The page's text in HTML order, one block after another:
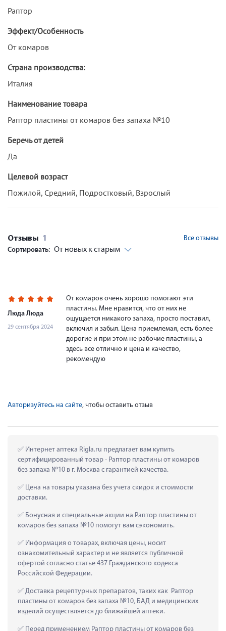
Раптор
Эффект/Особенность
От комаров
Страна производства:
Италия
Наименование товара
Раптор пластины от комаров без запаха №10
Беречь от детей
Да
Целевой возраст
Пожилой, Средний, Подростковый, Взрослый
Отзывы 1
Все отзывы
Сортировать: От новых к старым
Люда Люда
29 сентября 2024
От комаров очень хорошо помогают эти
пластины. Мне нравится, что от них не
ощущается никакого запаха, просто поставил,
включил и забыл. Цена приемлемая, есть более
дорогие и при этом не рабочие пластины, а
здесь все отлично и цена и качество,
рекомендую
Авторизуйтесь на сайте, чтобы оставить отзыв
Интернет аптека Rigla.ru предлагает вам купить
сертифицированный товар - Раптор пластины от комаров
без запаха №10 в г. Москва с гарантией качества.
Цена на товары указана без учета скидок и стоимости
доставки.
Бонусная и специальные акции на Раптор пластины от
комаров без запаха №10 помогут вам сэкономить.
Информация о товарах, включая цены, носит
ознакомительный характер и не является публичной
офертой согласно статье 437 Гражданского кодекса
Российской Федерации.
Доставка рецептурных препаратов, таких как  Раптор
пластины от комаров без запаха №10, БАД и медицинских
изделий осуществляется до ближайшей аптеки.
Перед применением Раптор пластины от комаров без